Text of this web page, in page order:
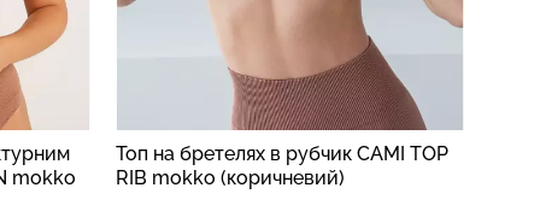
mokko
Топ на бретелях в рубчик CAMI TOP
RIB mokko (коричневий)